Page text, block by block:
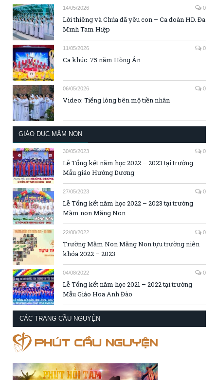
14/05/2026 0
Lời thiêng và Chúa đã yêu con – Ca đoàn HD. Đa
Minh Tam Hiệp
11/05/2026 0
Ca khúc: 75 năm Hồng Ân
06/05/2026 0
Video: Tiếng lòng bên mộ tiền nhân
GIÁO DỤC MẦM NON
30/05/2023 0
Lễ Tổng kết năm học 2022 – 2023 tại trường
Mẫu giáo Hướng Dương
27/05/2023 0
Lễ Tổng kết năm học 2022 – 2023 tại trường
Mầm non Măng Non
22/08/2022 0
Trường Mầm Non Măng Non tựu trường niên
khóa 2022 – 2023
04/08/2022 0
Lễ Tổng kết năm học 2021 – 2022 tại trường
Mẫu Giáo Hoa Anh Đào
CÁC TRANG CẦU NGUYỆN